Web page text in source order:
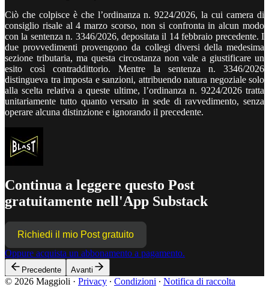
Ciò che colpisce è che l’ordinanza n. 9224/2026, la cui camera di
consiglio risale al 4 marzo scorso, non si confronta in alcun modo
con la sentenza n. 3346/2026, depositata il 14 febbraio precedente. I
due provvedimenti provengono da collegi diversi della medesima
sezione tributaria, ma questa circostanza non vale a giustificare un
esito così contraddittorio. Mentre la sentenza n. 3346/2026
distingueva tra imposta e sanzioni, attribuendo natura negoziale solo
alla scelta relativa a queste ultime, l’ordinanza n. 9224/2026 tratta
unitariamente tutto quanto versato in sede di ravvedimento, senza
operare alcuna distinzione e ignorando il precedente.
Continua a leggere questo Post
gratuitamente nell'App Substack
Richiedi il mio Post gratuito
Oppure acquista un abbonamento a pagamento.
Precedente Avanti
© 2026 Maggioli · Privacy ∙ Condizioni ∙ Notifica di raccolta